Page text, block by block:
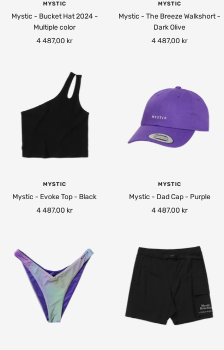
MYSTIC
Mystic - Bucket Hat 2024 -
Multiple color
Rea-
4 487,00 kr
MYSTIC
Mystic - The Breeze Walkshort -
Dark Olive
Rea-
4 487,00 kr
MYSTIC
Mystic - Evoke Top - Black
Rea-
4 487,00 kr
MYSTIC
Mystic - Dad Cap - Purple
Rea-
4 487,00 kr